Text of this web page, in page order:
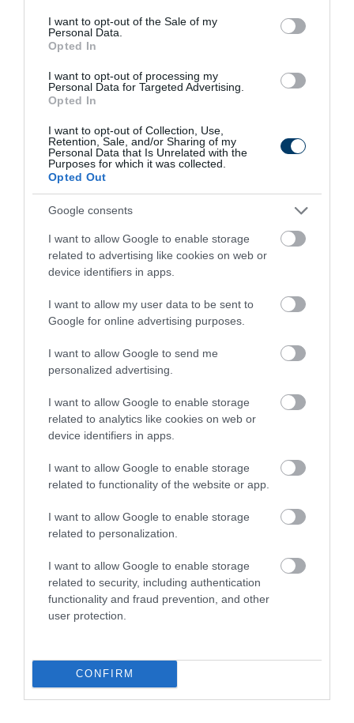
consent section.
I want to opt-out of the Sale of my
Personal Data.
Opted In
I want to opt-out of processing my
Personal Data for Targeted Advertising.
Opted In
I want to opt-out of Collection, Use,
Retention, Sale, and/or Sharing of my
Personal Data that Is Unrelated with the
Purposes for which it was collected.
Opted Out
Google consents
I want to allow Google to enable storage
related to advertising like cookies on web or
device identifiers in apps.
I want to allow my user data to be sent to
Google for online advertising purposes.
I want to allow Google to send me
personalized advertising.
I want to allow Google to enable storage
related to analytics like cookies on web or
device identifiers in apps.
I want to allow Google to enable storage
related to functionality of the website or app.
I want to allow Google to enable storage
related to personalization.
I want to allow Google to enable storage
related to security, including authentication
functionality and fraud prevention, and other
user protection.
CONFIRM
és zenekara vagy épp Szalóki Ági.
Örülünk, hogy idén először a Zene Háza is ott lehet a
Művészetek Völgyében a Világzenei Udvar névadójaként. A
világ tradicionális zenei kultúrájának bemutatása a
mindennapjainak fontos része, így az udvar hangulata és
képvisel.” – mondtaHorn Márton, a Magyar Zene Háza
intézményigazgatója.
Harcsa Veronika x MOME Udvarban
a jazz műfajé a
főszerep tehetségekre figyelhetnek leginkább a nézők, itt
Lenkke_ésVillőis. A friss hangok mellett persze itt is talál
Gonzo és a Papírsárkányok vagy az Esti Kornélból ismerős
Lázár Tesókkoncertjét is itt hallhatja a közönség. A hazai
nevek mellett finn, osztrák és szlovák-cseh zenekarok
színesítik a Harcsa Veronika X MOME Udvar programját.
Vigántpetend sem maradhat nagyszínpad nélkül a
zeneileg sincs ez másképp idén sem.Igazán ünnepi lesz a
75 éves Volkswagen Transporter
megvalósuló helyszín, a fesztiválon saját udvarral is